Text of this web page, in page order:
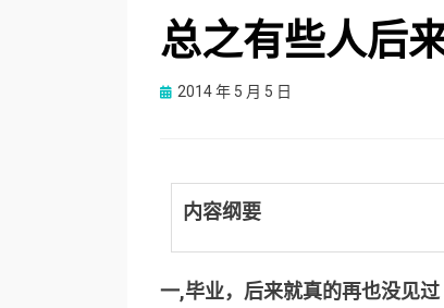
总之有些人后
Posted
2014 年 5 月 5 日
内容纲要
一,毕业，后来就真的再也没见过